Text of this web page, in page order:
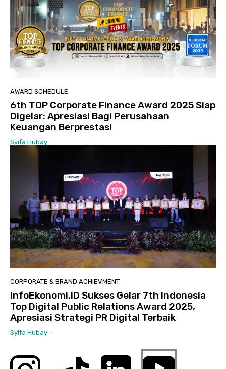
AWARD SCHEDULE
6th TOP Corporate Finance Award 2025 Siap
Digelar: Apresiasi Bagi Perusahaan
Keuangan Berprestasi
Syifa Hubay -
CORPORATE & BRAND ACHIEVMENT
InfoEkonomi.ID Sukses Gelar 7th Indonesia
Top Digital Public Relations Award 2025,
Apresiasi Strategi PR Digital Terbaik
Syifa Hubay -